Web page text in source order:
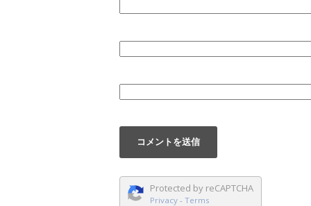
Protected by reCAPTCHA
Privacy - Terms